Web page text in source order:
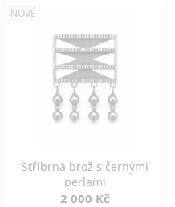
NOVÉ
Stříbrná brož s černými
perlami
2 000 Kč